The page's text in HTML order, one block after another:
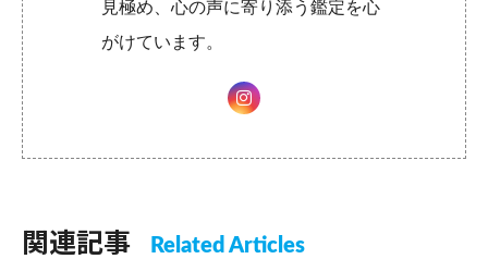
見極め、心の声に寄り添う鑑定を心
がけています。
関連記事 Related Articles